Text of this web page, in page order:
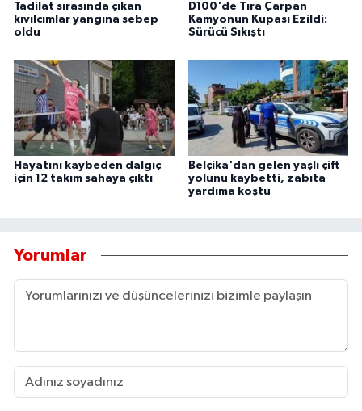
Tadilat sırasında çıkan
kıvılcımlar yangına sebep
oldu
D100'de Tıra Çarpan
Kamyonun Kupası Ezildi:
Sürücü Sıkıştı
Hayatını kaybeden dalgıç
için 12 takım sahaya çıktı
Belçika'dan gelen yaşlı çift
yolunu kaybetti, zabıta
yardıma koştu
Yorumlar